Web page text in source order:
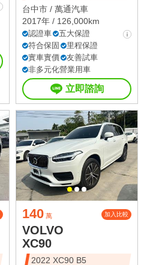
台中市 / 萬通汽車
2017年 / 126,000km
認證車
五大保證
符合保固
里程保證
實車實價
友善試車
非多元化營業用車
立即諮詢
140 萬 加入比較
VOLVO
XC90
2022 XC90 B5